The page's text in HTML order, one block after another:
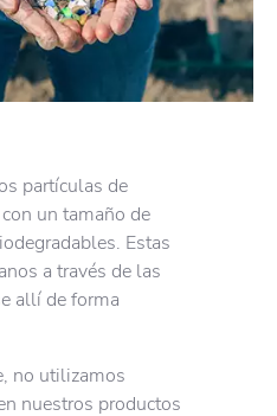
partículas de
un tamaño de
Estas
a través de las
allí de forma
no utilizamos
nuestros productos